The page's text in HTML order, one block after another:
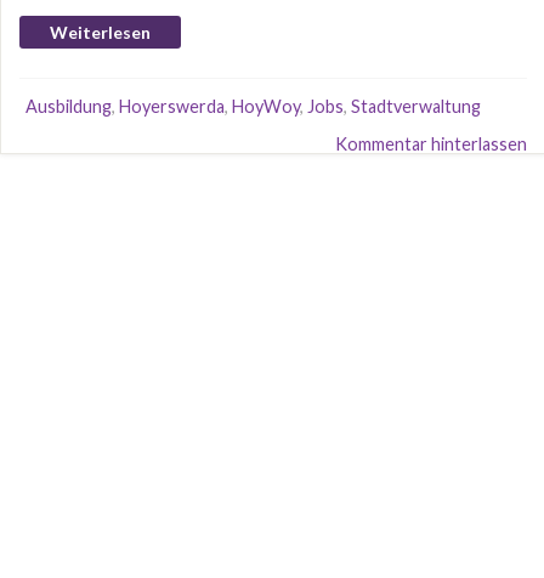
Weiterlesen
Ausbildung, Hoyerswerda, HoyWoy, Jobs, Stadtverwaltung
Kommentar hinterlassen